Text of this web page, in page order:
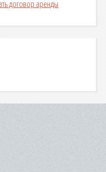
договор аренды